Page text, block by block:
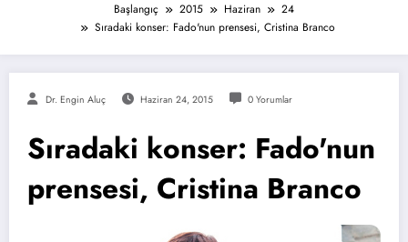
Başlangıç 2015 Haziran
24
Sıradaki konser: Fado'nun prensesi, Cristina Branco
Dr. Engin Aluç Haziran 24, 2015 0 Yorumlar
Sıradaki konser: Fado'nun
prensesi, Cristina Branco